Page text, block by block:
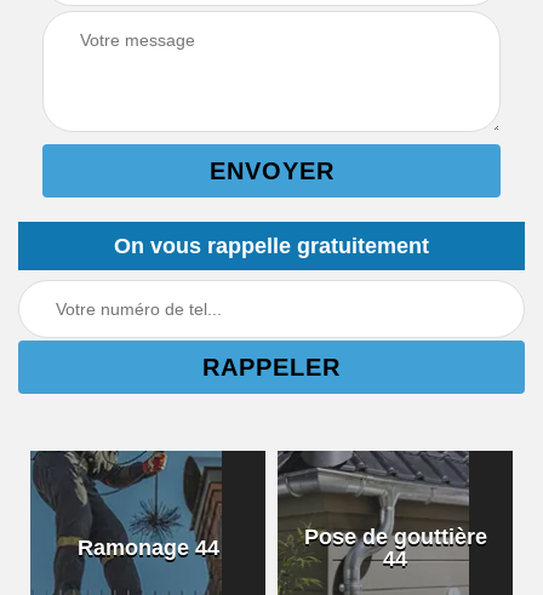
On vous rappelle gratuitement
Ramonage 44
Pose de gouttière
44